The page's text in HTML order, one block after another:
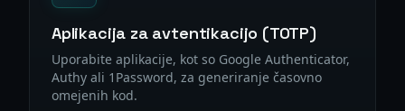
Aplikacija za avtentikacijo (TOTP)
Uporabite aplikacije, kot so Google Authenticator,
Authy ali 1Password, za generiranje časovno
omejenih kod.